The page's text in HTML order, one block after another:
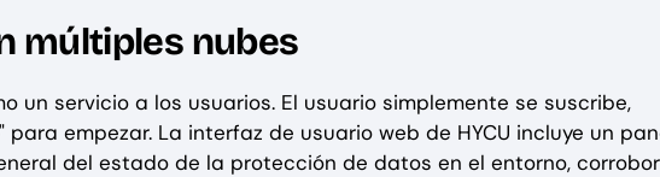
múltiples nubes
un servicio a los usuarios. El usuario simplemente se suscribe,
empezar. La interfaz de usuario web de HYCU incluye un
del estado de la protección de datos en el entorno,